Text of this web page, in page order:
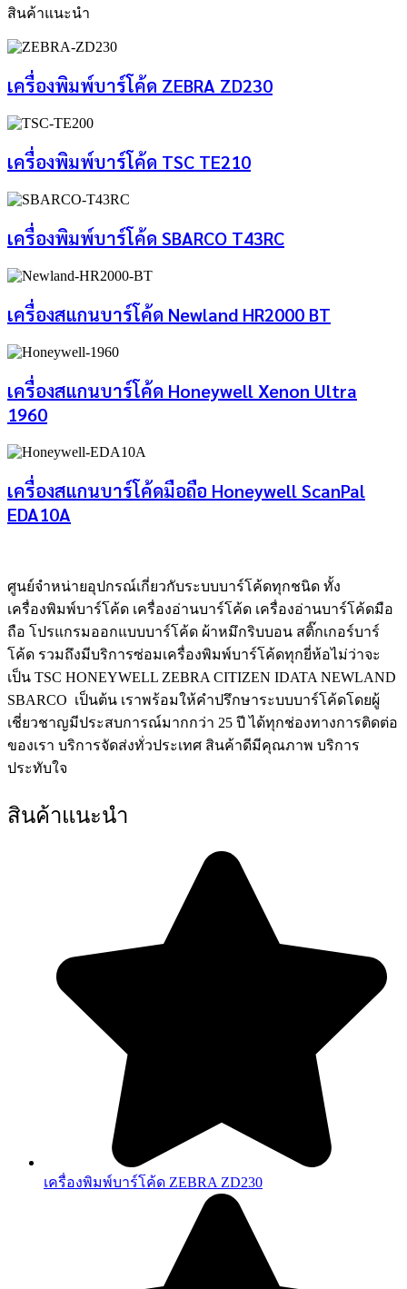
สินค้าแนะนำ
เครื่องพิมพ์บาร์โค้ด ZEBRA ZD230
เครื่องพิมพ์บาร์โค้ด TSC TE210
เครื่องพิมพ์บาร์โค้ด SBARCO T43RC
เครื่องสแกนบาร์โค้ด Newland HR2000 BT
เครื่องสแกนบาร์โค้ด Honeywell Xenon Ultra
1960
เครื่องสแกนบาร์โค้ดมือถือ Honeywell ScanPal
EDA10A
ศูนย์จําหน่ายอุปกรณ์เกี่ยวกับระบบบาร์โค้ดทุกชนิด ทั้ง
เครื่องพิมพ์บาร์โค้ด เครื่องอ่านบาร์โค้ด เครื่องอ่านบาร์โค้ดมือ
ถือ โปรแกรมออกแบบบาร์โค้ด ผ้าหมึกริบบอน สติ๊กเกอร์บาร์
โค้ด รวมถึงมีบริการซ่อมเครื่องพิมพ์บาร์โค้ดทุกยี่ห้อไม่ว่าจะ
เป็น TSC HONEYWELL ZEBRA CITIZEN IDATA NEWLAND
SBARCO เป็นต้น เราพร้อมให้คำปรึกษาระบบบาร์โค้ดโดยผู้
เชี่ยวชาญมีประสบการณ์มากกว่า 25 ปี ได้ทุกช่องทางการติดต่อ
ของเรา บริการจัดส่งทั่วประเทศ สินค้าดีมีคุณภาพ บริการ
ประทับใจ
สินค้าแนะนำ
เครื่องพิมพ์บาร์โค้ด ZEBRA ZD230